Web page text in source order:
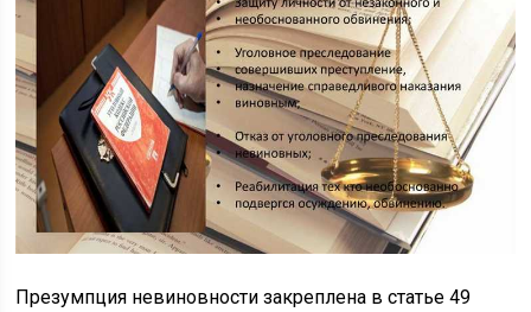
Презумпция невиновности закреплена в статье 49